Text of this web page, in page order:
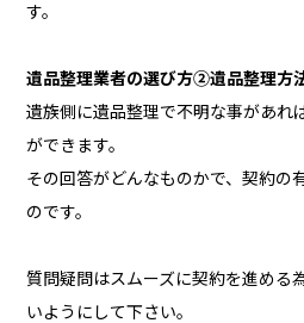
す。
遺品整理業者の選び方②遺品整理方
遺族側に遺品整理で不明な事があれ
ができます。
その回答がどんなものかで、契約の
のです。
質問疑問はスムーズに契約を進める
いようにして下さい。